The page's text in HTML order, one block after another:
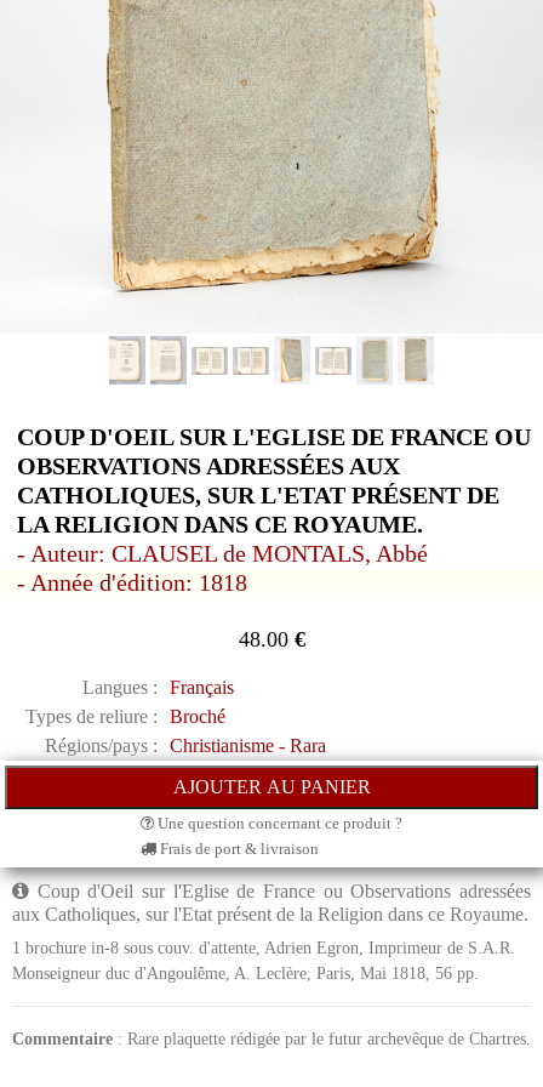
COUP D'OEIL SUR L'EGLISE DE FRANCE OU
OBSERVATIONS ADRESSÉES AUX
CATHOLIQUES, SUR L'ETAT PRÉSENT DE
LA RELIGION DANS CE ROYAUME.
- Auteur: CLAUSEL de MONTALS, Abbé
- Année d'édition: 1818
48.00€
Langues :
Français
Types de reliure :
Broché
Régions/pays :
Christianisme - Rara
Une question concernant ce produit ?
Frais de port & livraison
Coup d'Oeil sur l'Eglise de France ou Observations adressées
aux Catholiques, sur l'Etat présent de la Religion dans ce Royaume.
1 brochure in-8 sous couv. d'attente, Adrien Egron, Imprimeur de S.A.R.
Monseigneur duc d'Angoulême, A. Leclère, Paris, Mai 1818, 56 pp.
Commentaire : Rare plaquette rédigée par le futur archevêque de Chartres.